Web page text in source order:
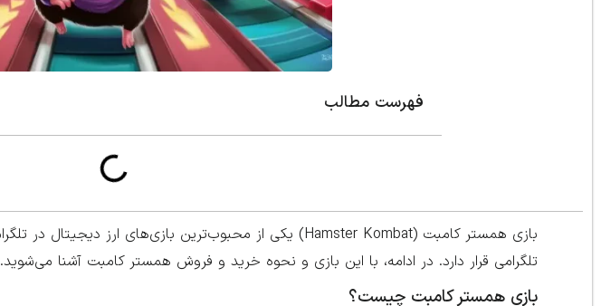
فهرست مطالب
تلگرامی قرار دارد. در ادامه، با این بازی و نحوه خرید و فروش همستر کامبت آشنا می‌شوید.
بازی همستر کامبت چیست؟